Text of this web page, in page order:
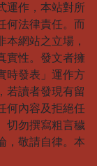
運作，本站對所
何法律責任。而
網站之立場，
實性。發文者擁
時發表」運作方
若讀者發現有留
何內容及拒絕任
切勿撰寫粗言穢
，敬請自律。本